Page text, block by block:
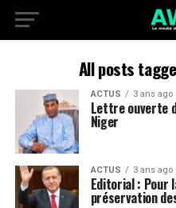
All posts
ACTUS 3 ans ago
Lettre ouverte
Niger
ACTUS 3 ans ago
Editorial : Pour
préservation